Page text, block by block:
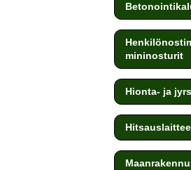
mininosturit
Hionta- ja